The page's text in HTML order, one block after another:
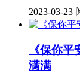
2023-03-23
《保你
满满